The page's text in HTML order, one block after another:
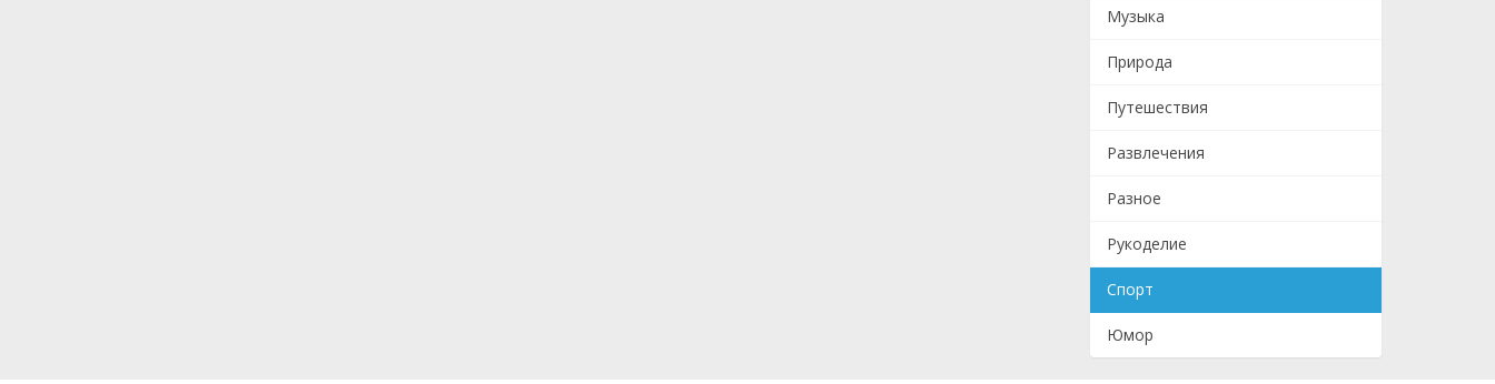
Музыка
Природа
Путешествия
Развлечения
Разное
Рукоделие
Спорт
Юмор